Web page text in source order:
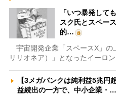
「いつ暴発して
スク氏とスペー
的…
宇宙開発企業「スペースX」の
リリオネア）」となったイーロ
【3メガバンクは純利益5兆円
益続出の一方で、中小企業・…